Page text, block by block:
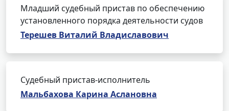
Младший судебный пристав по обеспечению
установленного порядка деятельности судов
Терешев Виталий Владиславович
Судебный пристав-исполнитель
Мальбахова Карина Аслановна